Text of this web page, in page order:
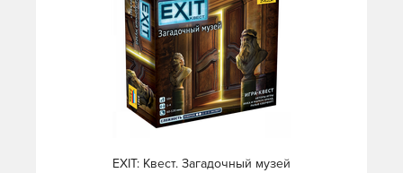
EXIT: Квест. Загадочный музей